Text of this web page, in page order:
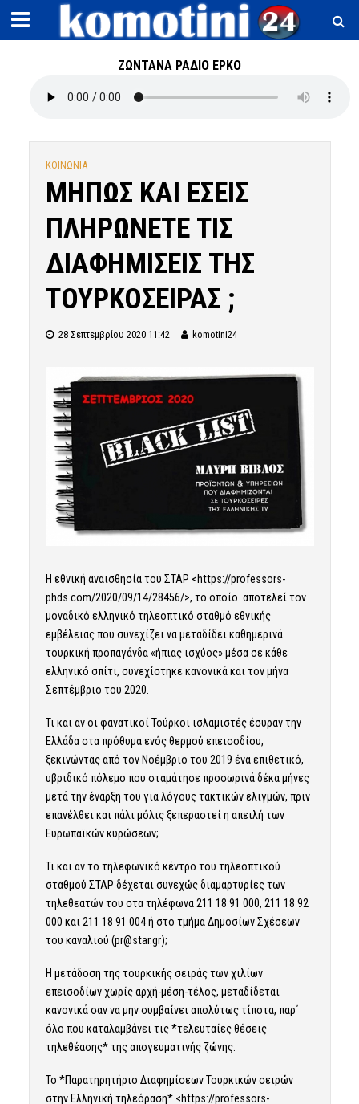
ΖΩΝΤΑΝΑ ΡΑΔΙΟ ΕΡΚΟ
ΚΟΙΝΩΝΙΑ
ΜΗΠΩΣ ΚΑΙ ΕΣΕΙΣ
ΠΛΗΡΩΝΕΤΕ ΤΙΣ
ΔΙΑΦΗΜΙΣΕΙΣ ΤΗΣ
ΤΟΥΡΚΟΣΕΙΡΑΣ ;
28 Σεπτεμβρίου 2020 11:42 komotini24
Η εθνική αναισθησία του ΣΤΑΡ <https://professors-
phds.com/2020/09/14/28456/>, το οποίο αποτελεί τον
μοναδικό ελληνικό τηλεοπτικό σταθμό εθνικής
εμβέλειας που συνεχίζει να μεταδίδει καθημερινά
τουρκική προπαγάνδα «ήπιας ισχύος» μέσα σε κάθε
ελληνικό σπίτι, συνεχίστηκε κανονικά και τον μήνα
Σεπτέμβριο του 2020.
Τι και αν οι φανατικοί Τούρκοι ισλαμιστές έσυραν την
Ελλάδα στα πρόθυμα ενός θερμού επεισοδίου,
ξεκινώντας από τον Νοέμβριο του 2019 ένα επιθετικό,
υβριδικό πόλεμο που σταμάτησε προσωρινά δέκα μήνες
μετά την έναρξη του για λόγους τακτικών ελιγμών, πριν
επανέλθει και πάλι μόλις ξεπεραστεί η απειλή των
Ευρωπαϊκών κυρώσεων;
Τι και αν το τηλεφωνικό κέντρο του τηλεοπτικού
σταθμού ΣΤΑΡ δέχεται συνεχώς διαμαρτυρίες των
τηλεθεατών του στα τηλέφωνα 211 18 91 000, 211 18 92
000 και 211 18 91 004 ή στο τμήμα Δημοσίων Σχέσεων
του καναλιού (pr@star.gr);
Η μετάδοση της τουρκικής σειράς των χιλίων
επεισοδίων χωρίς αρχή-μέση-τέλος, μεταδίδεται
κανονικά σαν να μην συμβαίνει απολύτως τίποτα, παρ΄
όλο που καταλαμβάνει τις *τελευταίες θέσεις
τηλεθέασης* της απογευματινής ζώνης.
Το *Παρατηρητήριο Διαφημίσεων Τουρκικών σειρών
στην Ελληνική τηλεόραση* <https://professors-